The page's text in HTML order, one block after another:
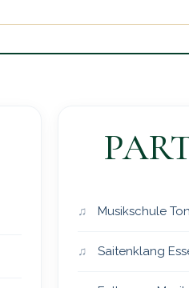
Musikschule
Saitenklang